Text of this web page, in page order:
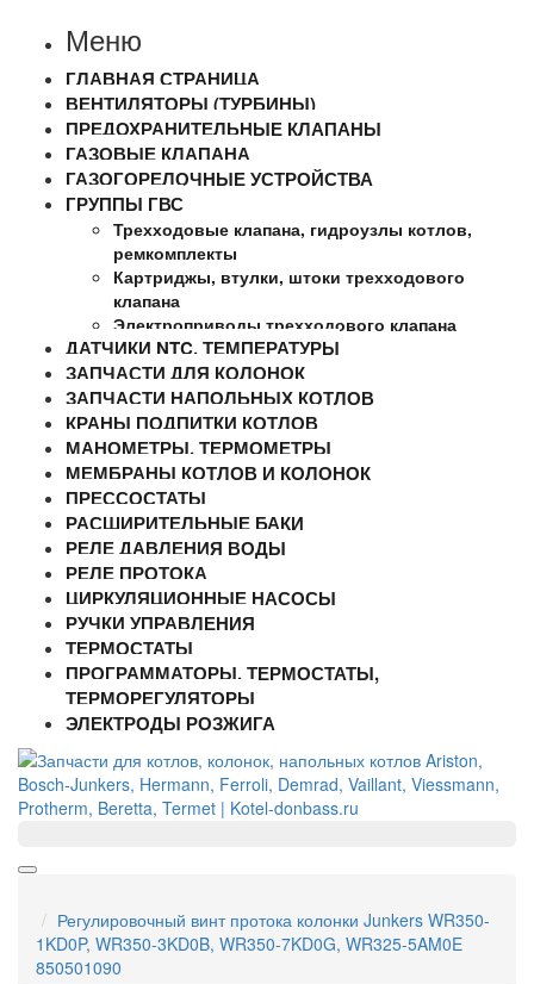
Меню
ГЛАВНАЯ СТРАНИЦА
ВЕНТИЛЯТОРЫ (ТУРБИНЫ)
ПРЕДОХРАНИТЕЛЬНЫЕ КЛАПАНЫ
ГАЗОВЫЕ КЛАПАНА
ГАЗОГОРЕЛОЧНЫЕ УСТРОЙСТВА
ГРУППЫ ГВС
Трехходовые клапана, гидроузлы котлов,
ремкомплекты
Картриджы, втулки, штоки трехходового
клапана
Электроприводы трехходового клапана
ДАТЧИКИ NTC, ТЕМПЕРАТУРЫ
ЗАПЧАСТИ ДЛЯ КОЛОНОК
ЗАПЧАСТИ НАПОЛЬНЫХ КОТЛОВ
КРАНЫ ПОДПИТКИ КОТЛОВ
МАНОМЕТРЫ, ТЕРМОМЕТРЫ
МЕМБРАНЫ КОТЛОВ И КОЛОНОК
ПРЕССОСТАТЫ
РАСШИРИТЕЛЬНЫЕ БАКИ
РЕЛЕ ДАВЛЕНИЯ ВОДЫ
РЕЛЕ ПРОТОКА
ЦИРКУЛЯЦИОННЫЕ НАСОСЫ
РУЧКИ УПРАВЛЕНИЯ
ТЕРМОСТАТЫ
ПРОГРАММАТОРЫ, ТЕРМОСТАТЫ,
ТЕРМОРЕГУЛЯТОРЫ
ЭЛЕКТРОДЫ РОЗЖИГА
Регулировочный винт протока колонки Junkers WR350-
1KD0P, WR350-3KD0B, WR350-7KD0G, WR325-5AM0E
850501090